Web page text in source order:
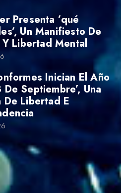
Presenta ’qué
Un Manifiesto De
Libertad Mental
Inician El Año
De Septiembre’, Una
De Libertad E